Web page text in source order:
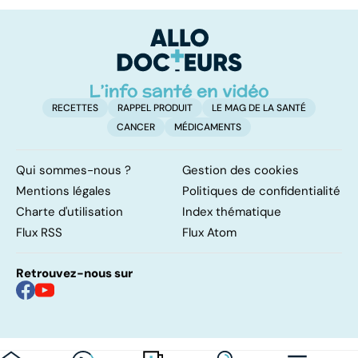
RECETTES RAPPEL PRODUIT
LE MAG DE LA SANTÉ
CANCER
MÉDICAMENTS
Qui sommes-nous ?
Gestion des cookies
Mentions légales
Politiques de confidentialité
Charte d'utilisation
Index thématique
Flux RSS
Flux Atom
Retrouvez-nous sur